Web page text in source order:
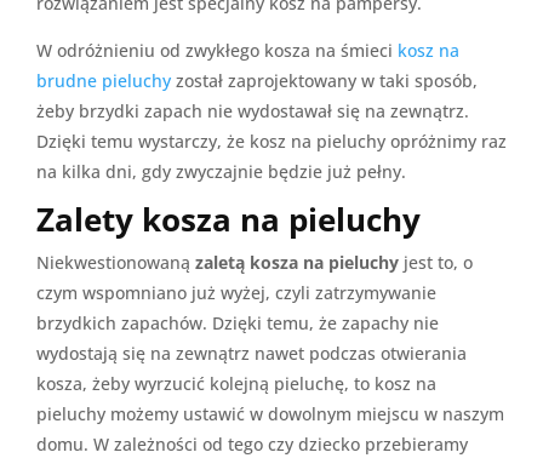
W odróżnieniu od zwykłego kosza na śmieci kosz na
brudne pieluchy został zaprojektowany w taki sposób,
żeby brzydki zapach nie wydostawał się na zewnątrz.
Dzięki temu wystarczy, że kosz na pieluchy opróżnimy raz
na kilka dni, gdy zwyczajnie będzie już pełny.
Zalety kosza na pieluchy
Niekwestionowaną zaletą kosza na pieluchy jest to, o
czym wspomniano już wyżej, czyli zatrzymywanie
brzydkich zapachów. Dzięki temu, że zapachy nie
wydostają się na zewnątrz nawet podczas otwierania
kosza, żeby wyrzucić kolejną pieluchę, to kosz na
pieluchy możemy ustawić w dowolnym miejscu w naszym
domu. W zależności od tego czy dziecko przebieramy